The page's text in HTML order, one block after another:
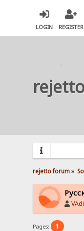
LOGIN REGISTER
rejetto forum»
Pages: 1